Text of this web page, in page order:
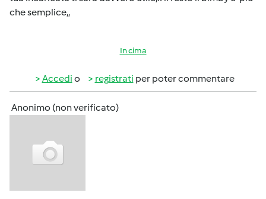
che semplice,,
In cima
Accedi o registrati per poter commentare
Anonimo (non verificato)